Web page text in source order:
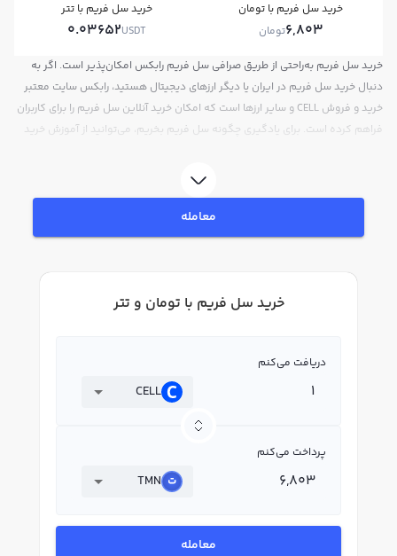
خرید سل فریم با تومان
6,803تومان
خرید سل فریم با تتر
0.03652USDT
خرید سل فریم به‌راحتی از طریق صرافی سل فریم رابکس امکان‌پذیر است. اگر به
دنبال خرید سل فریم در ایران یا دیگر ارزهای دیجیتال هستید، رابکس سایت معتبر
خرید و فروش CELL و سایر ارزها است که امکان خرید آنلاین سل فریم را برای کاربران
فراهم کرده است. برای یادگیری چگونه سل فریم بخریم، می‌توانید از آموزش خرید
CELL بپردازید. در بازار رابکس، قیمت لحظه‌ای، نمودار و امکانات فروش سل فریم نیز
در دسترس شما قرار دارد تا بتوانید تصمیمات بهتری در معاملات خود بگیرید.
معامله
خرید سل فریم با تومان و تتر
دریافت می‌کنم
CELL
پرداخت می‌کنم
TMN
معامله